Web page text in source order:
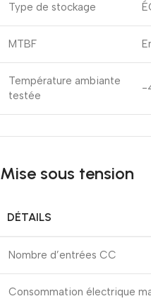
Type de stockage
MTBF
Température ambiante
testée
-
Mise sous tension
DÉTAILS
Nombre d’entrées CC
Consommation électrique